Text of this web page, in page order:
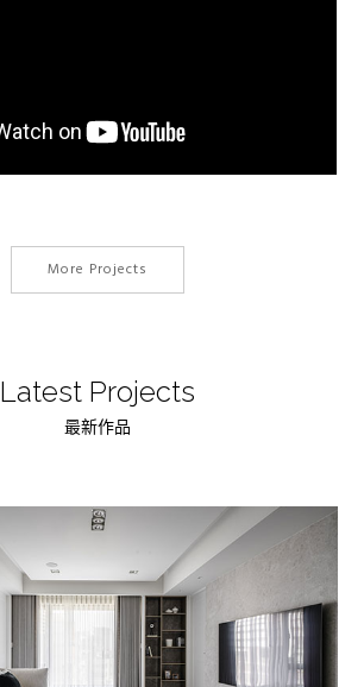
More Projects
Latest Projects
最新作品